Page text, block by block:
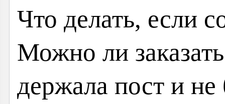
Что делать, если
Можно ли
держала пост и